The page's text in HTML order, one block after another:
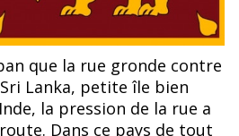
domain pictures
que la rue gronde contre
Lanka, petite île bien
la pression de la rue a
Dans ce pays de tout